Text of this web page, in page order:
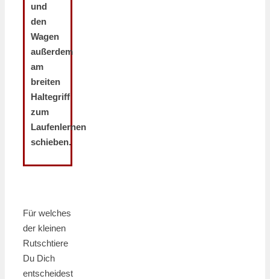
und
den
Wagen
außerdem
am
breiten
Haltegriff
zum
Laufenlernen
schieben.
Für welches
der kleinen
Rutschtiere
Du Dich
entscheidest